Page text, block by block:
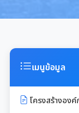
เมนูข้อมูล
โครงสร้างองค์